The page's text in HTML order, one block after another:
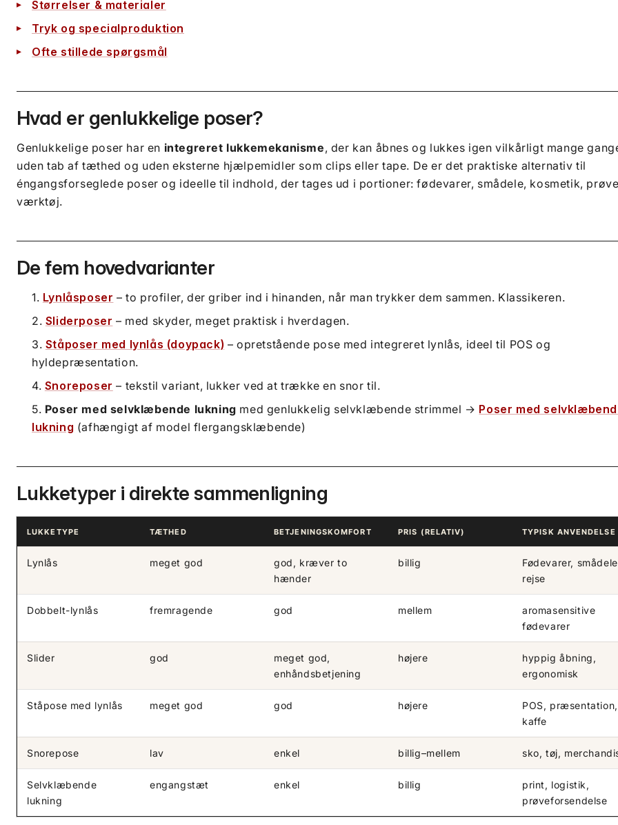
Størrelser & materialer
Tryk og specialproduktion
Ofte stillede spørgsmål
Hvad er genlukkelige poser?
Genlukkelige poser har en integreret lukkemekanisme, der kan åbnes og lukkes igen vilkårligt mange
uden tab af tæthed og uden eksterne hjælpemidler som clips eller tape. De er det praktiske alternativ til
éngangsforseglede poser og ideelle til indhold, der tages ud i portioner: fødevarer, smådele, kosmetik,
værktøj.
De fem hovedvarianter
Lynlåsposer – to profiler, der griber ind i hinanden, når man trykker dem sammen. Klassikeren.
Sliderposer – med skyder, meget praktisk i hverdagen.
Ståposer med lynlås (doypack) – opretstående pose med integreret lynlås, ideel til POS og
hyldepræsentation.
Snoreposer – tekstil variant, lukker ved at trække en snor til.
Poser med selvklæbende lukning med genlukkelig selvklæbende strimmel → Poser med
lukning (afhængigt af model flergangsklæbende)
Lukketyper i direkte sammenligning
LUKKETYPE TÆTHED BETJENINGSKOMFORT PRIS (RELATIV) TYPISK ANVENDELSE
Lynlås meget god
god, kræver to
hænder
billig
Fødevarer,
rejse
Dobbelt-lynlås fremragende god mellem
aromasensitive
fødevarer
Slider god
meget god,
enhåndsbetjening
højere
hyppig åbning,
ergonomisk
Ståpose med lynlås meget god god højere
POS, præsentation,
kaffe
Snorepose lav enkel billig–mellem sko, tøj,
Selvklæbende
lukning
engangstæt enkel billig
print, logistik,
prøveforsendelse